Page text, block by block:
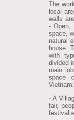
The
local
walls
- Open,
space,
natural
house.
with
divided
main
space
Vietnam:
- A
fair,
festival